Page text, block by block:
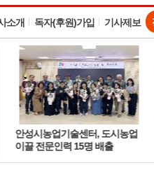
소개 독자(후원)가입 기사제보
안성시농업기술센터, 도시농업
이끌 전문인력 15명 배출